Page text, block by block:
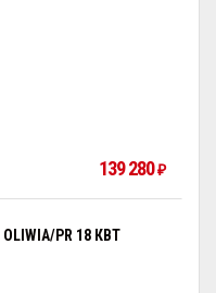
139 280₽
PR 18 КВТ